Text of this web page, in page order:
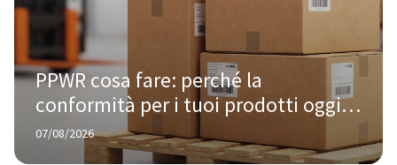
PPWR cosa fare: perché la
conformità per i tuoi prodotti oggi
te la chiede Amazon, non Bruxelles
07/08/2026